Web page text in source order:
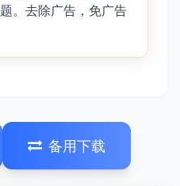
。去除广告，免广告
备用下载